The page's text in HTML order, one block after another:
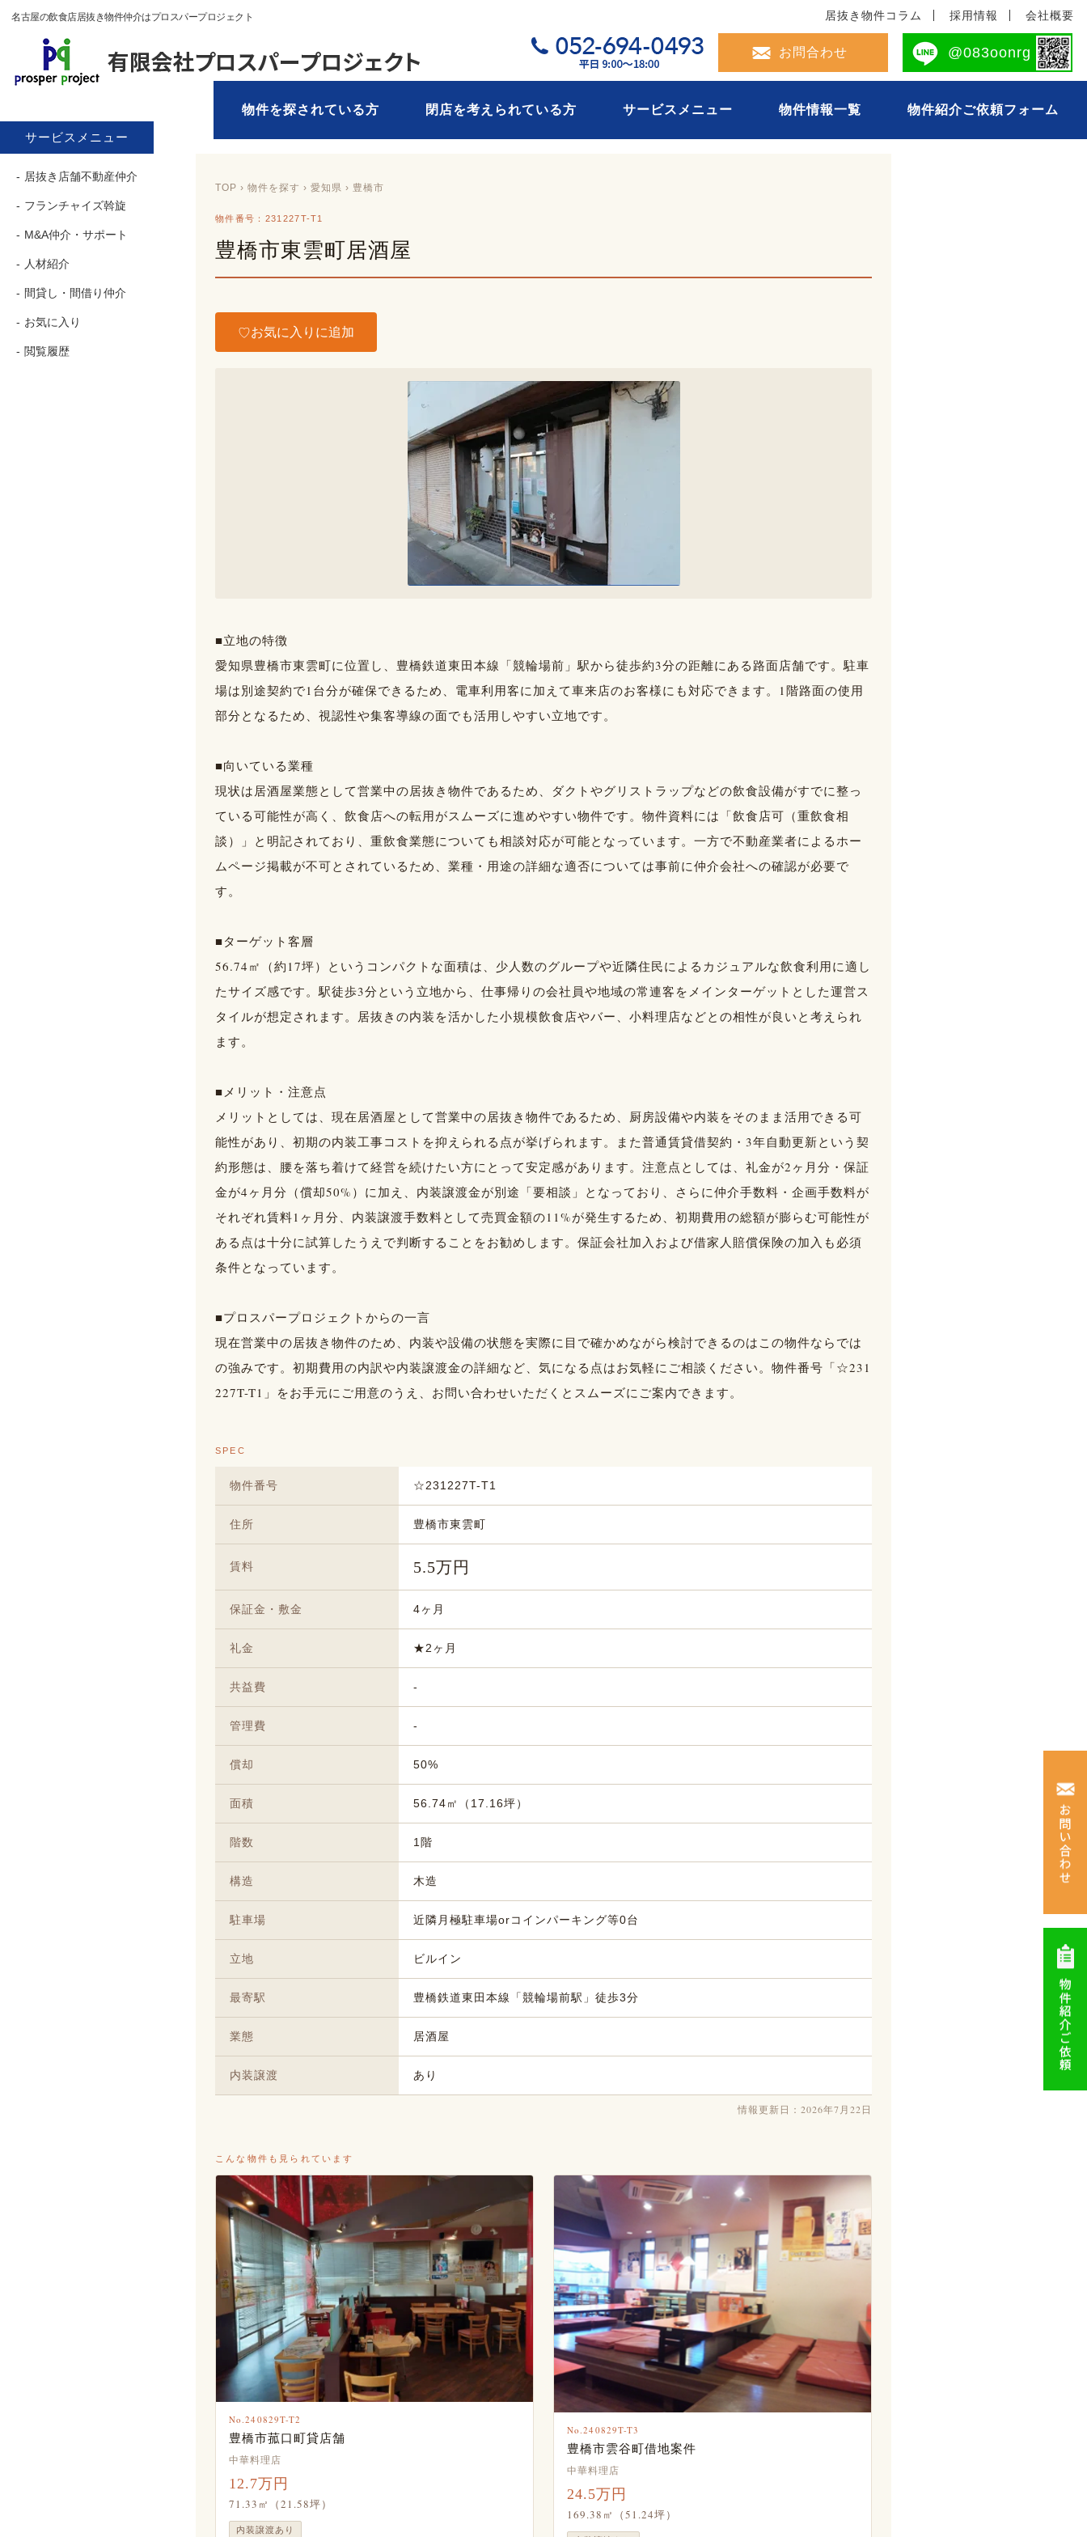
名古屋の飲食店居抜き物件仲介はプロスパープロジェクト 居抜き物件コラム 採用情報 会社概要
052-694-0493お問合わせ @083oonrg
物件を探されている方 閉店を考えられている方 サービスメニュー 物件情報一覧 物件紹介ご依頼フォーム
TOP › 物件を探す › 愛知県 › 豊橋市
物件番号：231227T-T1
豊橋市東雲町居酒屋
お気に入りに追加
■立地の特徴
愛知県豊橋市東雲町に位置し、豊橋鉄道東田本線「競輪場前」駅から徒歩約3分の距離にある路面店舗です。駐車
場は別途契約で1台分が確保できるため、電車利用客に加えて車来店のお客様にも対応できます。1階路面の使用
部分となるため、視認性や集客導線の面でも活用しやすい立地です。
■向いている業種
現状は居酒屋業態として営業中の居抜き物件であるため、ダクトやグリストラップなどの飲食設備がすでに整っ
ている可能性が高く、飲食店への転用がスムーズに進めやすい物件です。物件資料には「飲食店可（重飲食相
談）」と明記されており、重飲食業態についても相談対応が可能となっています。一方で不動産業者によるホー
ムページ掲載が不可とされているため、業種・用途の詳細な適否については事前に仲介会社への確認が必要で
す。
■ターゲット客層
56.74㎡（約17坪）というコンパクトな面積は、少人数のグループや近隣住民によるカジュアルな飲食利用に適し
たサイズ感です。駅徒歩3分という立地から、仕事帰りの会社員や地域の常連客をメインターゲットとした運営ス
タイルが想定されます。居抜きの内装を活かした小規模飲食店やバー、小料理店などとの相性が良いと考えられ
ます。
■メリット・注意点
メリットとしては、現在居酒屋として営業中の居抜き物件であるため、厨房設備や内装をそのまま活用できる可
能性があり、初期の内装工事コストを抑えられる点が挙げられます。また普通賃貸借契約・3年自動更新という契
約形態は、腰を落ち着けて経営を続けたい方にとって安定感があります。注意点としては、礼金が2ヶ月分・保証
金が4ヶ月分（償却50%）に加え、内装譲渡金が別途「要相談」となっており、さらに仲介手数料・企画手数料が
それぞれ賃料1ヶ月分、内装譲渡手数料として売買金額の11%が発生するため、初期費用の総額が膨らむ可能性が
ある点は十分に試算したうえで判断することをお勧めします。保証会社加入および借家人賠償保険の加入も必須
条件となっています。
■プロスパープロジェクトからの一言
現在営業中の居抜き物件のため、内装や設備の状態を実際に目で確かめながら検討できるのはこの物件ならでは
の強みです。初期費用の内訳や内装譲渡金の詳細など、気になる点はお気軽にご相談ください。物件番号「☆231
227T-T1」をお手元にご用意のうえ、お問い合わせいただくとスムーズにご案内できます。
SPEC
物件番号 ☆231227T-T1
住所 豊橋市東雲町
賃料 5.5万円
保証金・敷金 4ヶ月
礼金 ★2ヶ月
共益費 -
管理費 -
償却 50%
面積 56.74㎡（17.16坪）
階数 1階
構造 木造
駐車場 近隣月極駐車場orコインパーキング等0台
立地 ビルイン
最寄駅 豊橋鉄道東田本線「競輪場前駅」徒歩3分
業態 居酒屋
内装譲渡 あり
情報更新日：2026年7月22日
こんな物件も見られています
No.240829T-T2
豊橋市菰口町貸店舗
中華料理店
12.7万円
71.33㎡（21.58坪）
内装譲渡あり
No.240829T-T3
豊橋市雲谷町借地案件
中華料理店
24.5万円
169.38㎡（51.24坪）
サービスメニュー
居抜き店舗不動産仲介
フランチャイズ斡旋
M&A仲介・サポート
人材紹介
間貸し・間借り仲介
お気に入り
閲覧履歴